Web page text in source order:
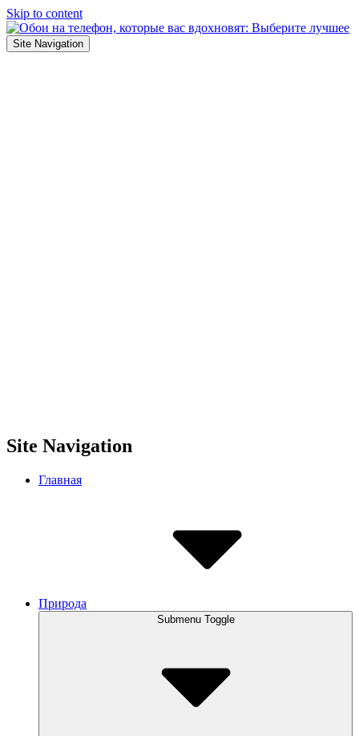
Skip to content
Site Navigation
Site Navigation
Главная
Природа
Submenu Toggle